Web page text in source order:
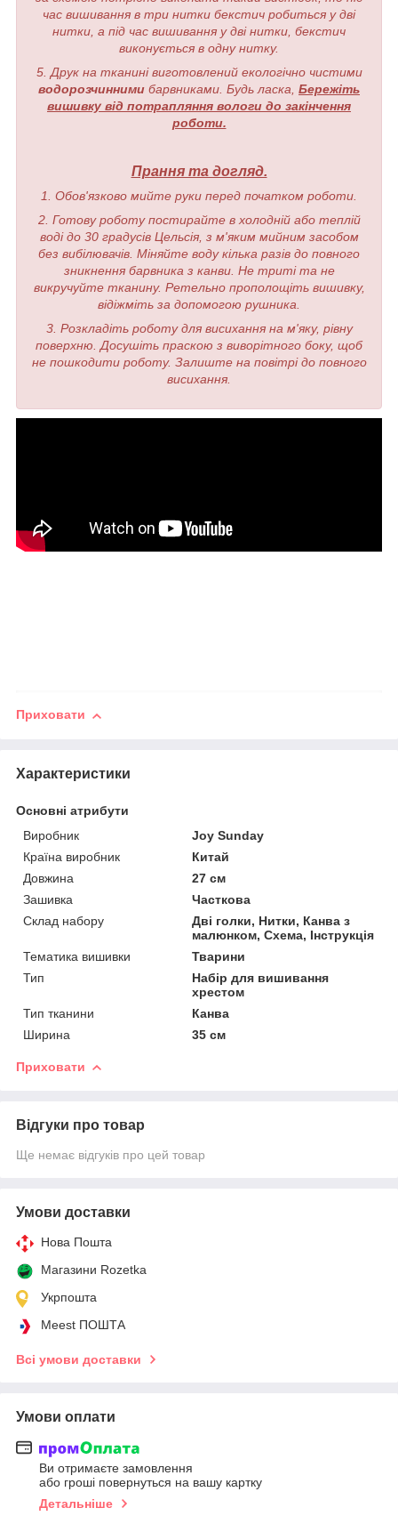
час вишивання в три нитки бекстич робиться у дві
нитки, а під час вишивання у дві нитки, бекстич
виконується в одну нитку.
5. Друк на тканині виготовлений екологічно чистими
водорозчинними барвниками. Будь ласка, Бережіть
вишивку від потрапляння вологи до закінчення
роботи.
Прання та догляд.
1. Обов'язково мийте руки перед початком роботи.
2. Готову роботу постирайте в холодній або теплій
воді до 30 градусів Цельсія, з м'яким мийним засобом
без вибілювачів. Міняйте воду кілька разів до повного
зникнення барвника з канви. Не триті та не
викручуйте тканину. Ретельно прополощіть вишивку,
відіжміть за допомогою рушника.
3. Розкладіть роботу для висихання на м'яку, рівну
поверхню. Досушіть праскою з виворітного боку, щоб
не пошкодити роботу. Залиште на повітрі до повного
висихання.
Приховати
Характеристики
Основні атрибути
Виробник
Joy Sunday
Країна виробник
Китай
Довжина
27 см
Зашивка
Часткова
Склад набору
Дві голки, Нитки, Канва з
малюнком, Схема, Інструкція
Тематика вишивки
Тварини
Тип
Набір для вишивання
хрестом
Тип тканини
Канва
Ширина
35 см
Приховати
Відгуки про товар
Ще немає відгуків про цей товар
Умови доставки
Нова Пошта
Магазини Rozetka
Укрпошта
Meest ПОШТА
Всі умови доставки
Умови оплати
Ви отримаєте замовлення
або гроші повернуться на вашу картку
Детальніше